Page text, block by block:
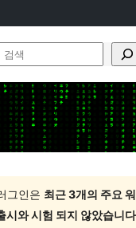
그인은 최근 3개의 주요
시와 시험 되지 않았습니다